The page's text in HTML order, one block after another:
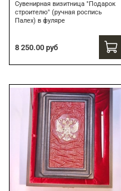
Сувенирная визитница "Подарок
строителю" (ручная роспись
Палех) в фуляре
8 250.00 руб